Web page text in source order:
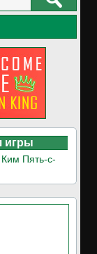
игры
Пять-с-